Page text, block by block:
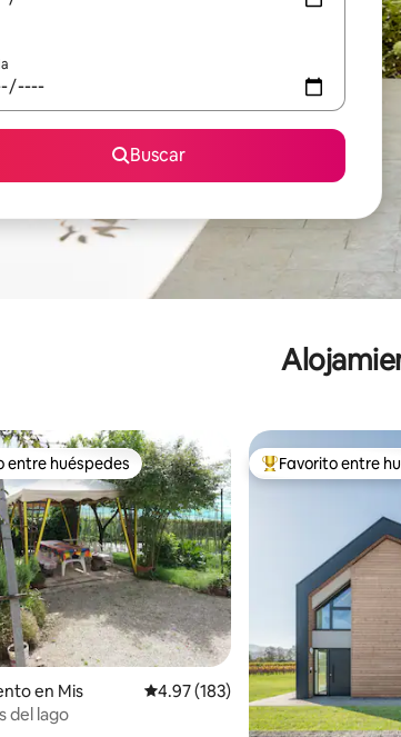
Buscar
en Favorito entre huéspedes
entre huéspedes
en Mis Calificación promedio: 4.97 de 5;
4.97 (183)
del lago
De los mejores en
Favorito entre